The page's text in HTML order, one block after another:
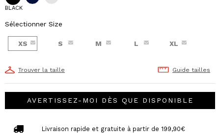
BLACK
Sélectionner Size
XS S M L XL
Trouver la taille Guide tailles
AVERTISSEZ-MOI DÈS QUE DISPONIBLE
Livraison rapide et gratuite à partir de 199,90€